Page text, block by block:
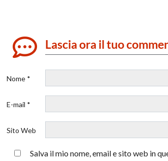
Lascia ora il tuo
Nome *
E-mail *
Sito Web
Salva il mio nome, email e sito web in